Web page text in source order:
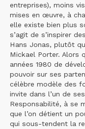
entreprises), moins
mises en œuvre, à
elle existe bien plus
s’agit de s’inspirer
Hans Jonas, plutôt
Mickael Porter. Alors
années 1980 de
pouvoir sur ses
célèbre modèle des
invite dans l’un de
Responsabilité, à se
que l’on détient un
qui sous-tendent la